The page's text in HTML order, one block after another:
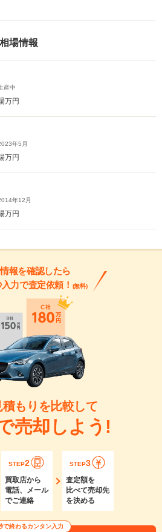
場情報
産中
万円
年5月
万円
年12月
万円
報を確認したら
力で査定依頼！ (無料)
もりを比較して
売却しよう!
STEP2
買取店から
電話、メール
でご連絡
STEP3
査定額を
比べて売却先
を決める
で終わるカンタン入力